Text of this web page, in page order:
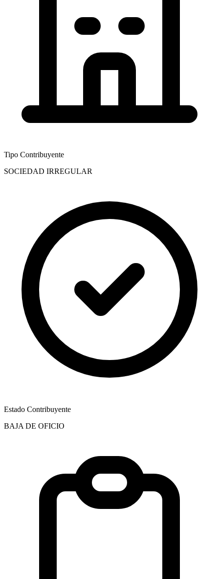
Tipo Contribuyente
SOCIEDAD IRREGULAR
Estado Contribuyente
BAJA DE OFICIO